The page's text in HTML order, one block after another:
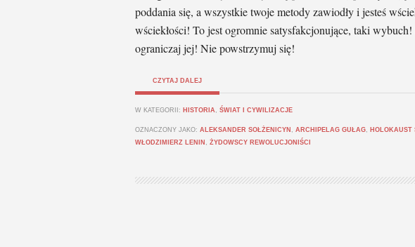
poddania się, a wszystkie twoje metody zawiodły i jesteś
wściekłości! To jest ogromnie satysfakcjonujące, taki
ograniczaj jej! Nie powstrzymuj się!
CZYTAJ DALEJ
W KATEGORII: HISTORIA , ŚWIAT I CYWILIZACJE
OZNACZONY JAKO: ALEKSANDER SOŁŻENICYN , ARCHIPELAG GUŁAG, HOLOKAUST
WŁODZIMIERZ LENIN , ŻYDOWSCY REWOLUCJONIŚCI